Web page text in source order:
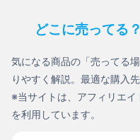
どこに売ってる
気になる商品の「売ってる
りやすく解説。最適な購入
※当サイトは、アフィリエイ
を利用しています。